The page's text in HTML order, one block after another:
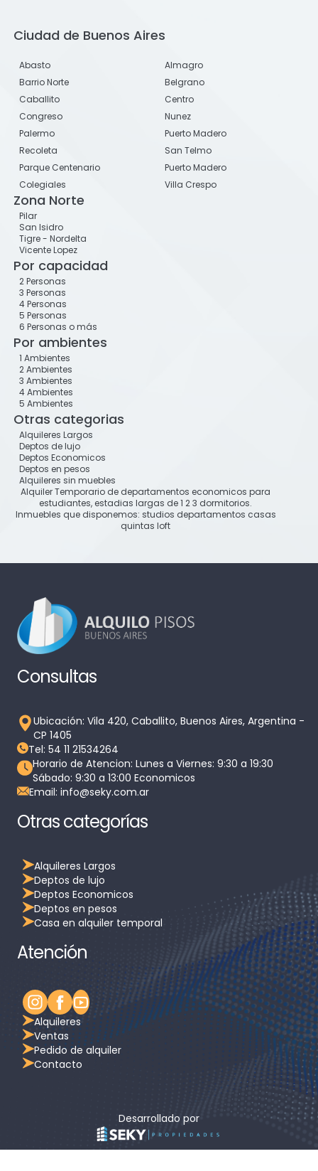
Ciudad de Buenos Aires
Abasto
Almagro
Barrio Norte
Belgrano
Caballito
Centro
Congreso
Nunez
Palermo
Puerto Madero
Recoleta
San Telmo
Parque Centenario
Puerto Madero
Colegiales
Villa Crespo
Zona Norte
Pilar
San Isidro
Tigre - Nordelta
Vicente Lopez
Por capacidad
2 Personas
3 Personas
4 Personas
5 Personas
6 Personas o más
Por ambientes
1 Ambientes
2 Ambientes
3 Ambientes
4 Ambientes
5 Ambientes
Otras categorias
Alquileres Largos
Deptos de lujo
Deptos Economicos
Deptos en pesos
Alquileres sin muebles
Alquiler Temporario de departamentos economicos para
estudiantes, estadias largas de 1 2 3 dormitorios.
Inmuebles que disponemos: studios departamentos casas
quintas loft
Consultas
Ubicación: Vila 420, Caballito, Buenos Aires, Argentina -
CP 1405
Tel: 54 11 21534264
Horario de Atencion: Lunes a Viernes: 9:30 a 19:30
Sábado: 9:30 a 13:00 Economicos
Email: info@seky.com.ar
Otras categorías
Alquileres Largos
Deptos de lujo
Deptos Economicos
Deptos en pesos
Casa en alquiler temporal
Atención
Alquileres
Ventas
Pedido de alquiler
Contacto
Desarrollado por